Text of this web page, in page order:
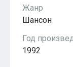
Бесплатные
Жанр
Шансон
Год
1992